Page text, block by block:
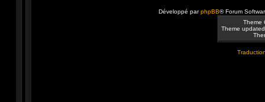
Développé parphpBB® Forum
Theme
Theme